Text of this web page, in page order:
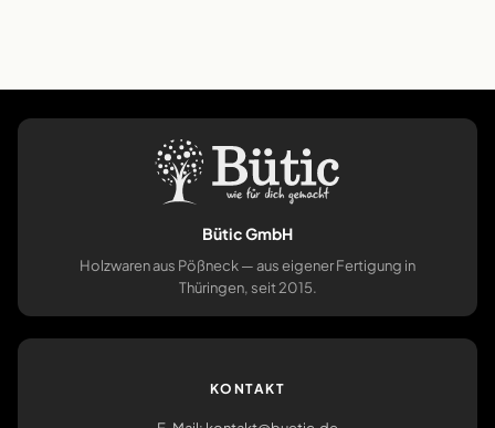
Bütic GmbH
Holzwaren aus Pößneck — aus eigener Fertigung in
Thüringen, seit 2015.
KONTAKT